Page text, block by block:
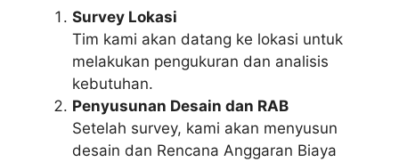
Survey Lokasi
Tim kami akan datang ke lokasi untuk
melakukan pengukuran dan analisis
kebutuhan.
Penyusunan Desain dan RAB
Setelah survey, kami akan menyusun
desain dan Rencana Anggaran Biaya